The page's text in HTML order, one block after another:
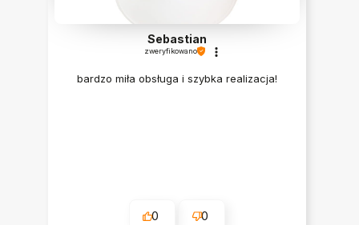
Sebastian
zweryfikowano
bardzo miła obsługa i szybka realizacja!
0 0